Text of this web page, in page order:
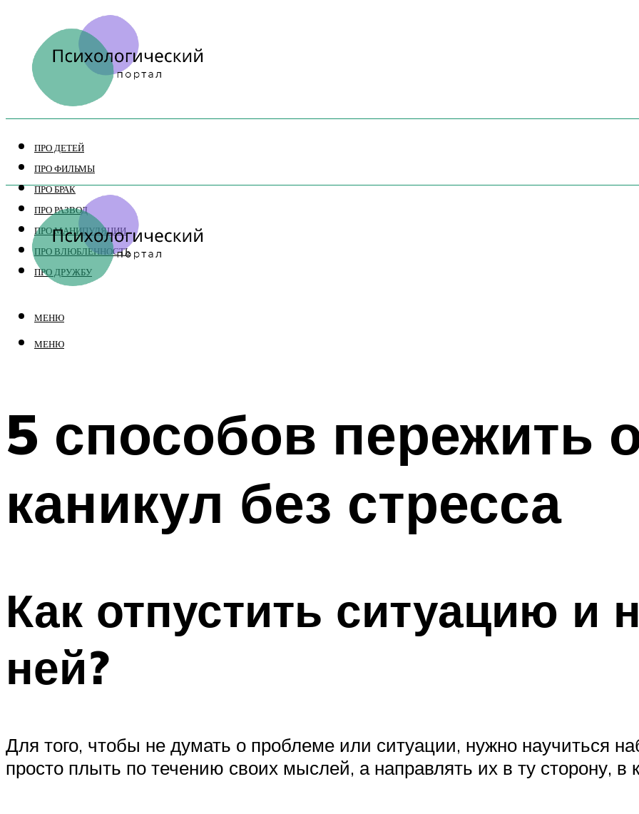
ПРО ДЕТЕЙ
ПРО ФИЛЬМЫ
ПРО БРАК
ПРО РАЗВОД
ПРО МАНИПУЛЯЦИИ
ПРО ВЛЮБЛЕННОСТЬ
ПРО ДРУЖБУ
МЕНЮ
МЕНЮ
5 способов пережить
каникул без стресса
Как отпустить ситуацию и
ней?
Для того, чтобы не думать о проблеме или ситуации, нужно научиться
просто плыть по течению своих мыслей, а направлять их в ту сторону, в